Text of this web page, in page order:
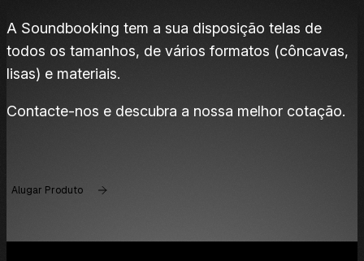
A Soundbooking tem a sua disposição telas de
todos os tamanhos, de vários formatos (côncavas,
lisas) e materiais.
Contacte-nos e descubra a nossa melhor cotação.
Alugar Produto